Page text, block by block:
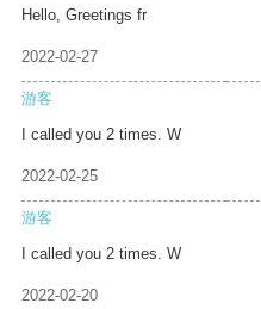
Hello, Greetings fr
2022-02-27
游客
I called you 2 times. W
2022-02-25
游客
I called you 2 times. W
2022-02-20